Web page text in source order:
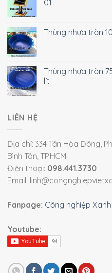
01
Thùng nhựa tròn
Thùng nhựa tròn
lít
LIÊN HỆ
Địa chỉ: 334 Tân Hòa Đông,
Bình Tân, TP.HCM
Điện thoại: 098.441.3730
Email:
Fanpage: Công nghiệp Xanh
Youtube: